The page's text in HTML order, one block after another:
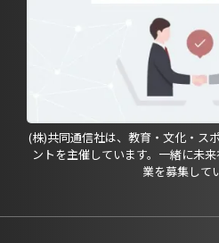
(株)共同通信社は、教育・文化・ス
ントを主催しています。一緒に未
業を募集して